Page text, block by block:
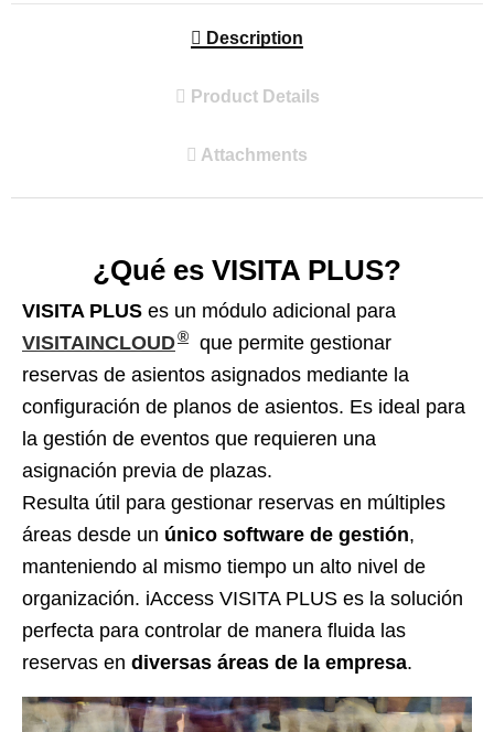
Description
Product Details
Attachments
¿Qué es VISITA PLUS?
VISITA PLUS es un módulo adicional para
VISITAINCLOUD®
que permite gestionar
reservas de asientos asignados mediante la
configuración de planos de asientos. Es ideal para
la gestión de eventos que requieren una
asignación previa de plazas.
Resulta útil para gestionar reservas en múltiples
áreas desde un único software de gestión,
manteniendo al mismo tiempo un alto nivel de
organización. iAccess VISITA PLUS es la solución
perfecta para controlar de manera fluida las
reservas en diversas áreas de la empresa.